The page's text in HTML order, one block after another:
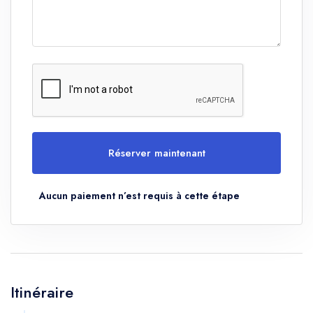
Réserver maintenant
Aucun paiement n’est requis à cette étape
Itinéraire